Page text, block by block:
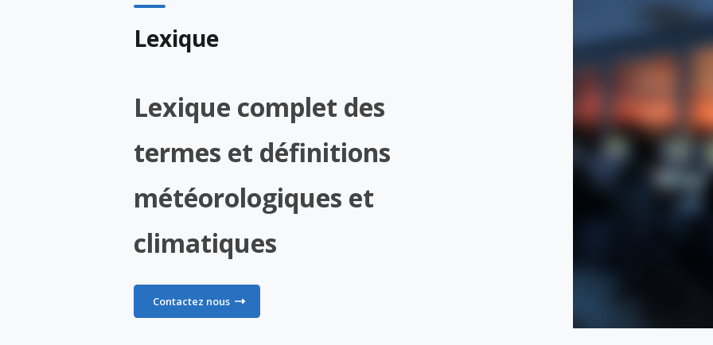
Lexique
Lexique complet des
termes et définitions
météorologiques et
climatiques
Contactez nous